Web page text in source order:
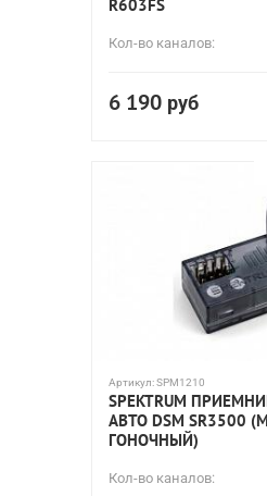
R603FS
Кол-во каналов:
6 190 руб
Артикул:SPM1210
SPEKTRUM
АВТО DSM SR3500
ГОНОЧНЫЙ)
Кол-во каналов: